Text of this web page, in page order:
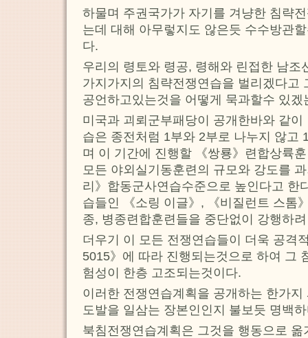
하물며 주권국가가 자기를 겨냥한 침략
는데 대해 아무렇지도 않은듯 수수방관
다.
우리의 령토와 령공, 령해와 린접한 남조
가지가지의 침략전쟁연습을 벌리겠다고
공언하고있는것을 어떻게 묵과할수 있겠
미국과 괴뢰군부패당이 공개한바와 같
습은 종전처럼 1부와 2부로 나누지 않고
며 이 기간에 진행할 《쌍룡》련합상륙
모든 야외실기동훈련의 규모와 강도를
리》합동군사연습수준으로 높인다고 한
습들인 《소링 이글》, 《비질런트 스톰
종, 병종련합훈련들을 중단없이 강행하
더우기 이 모든 전쟁연습들이 더욱 공격
5015》에 따라 진행되는것으로 하여 그
험성이 한층 고조되는것이다.
이러한 전쟁연습계획을 공개하는 한가
도발을 일삼는 장본인인지 불보듯 명백
북침전쟁연습계획은 그것을 행동으로